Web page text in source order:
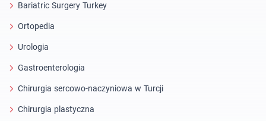
Bariatric Surgery Turkey
Ortopedia
Urologia
Gastroenterologia
Chirurgia sercowo-naczyniowa w Turcji
Chirurgia plastyczna